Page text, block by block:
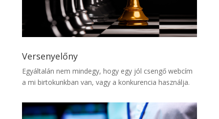
Versenyelőny
Egyáltalán nem mindegy, hogy egy jól csengő webcím
a mi birtokunkban van, vagy a konkurencia használja.